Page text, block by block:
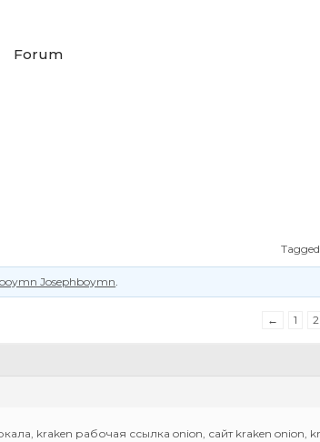
Forum
Josephboymn.
← 1 2
kraken рабочая ссылка onion, сайт kraken onion,